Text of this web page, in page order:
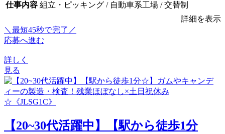
仕事内容 組立・ピッキング / 自動車系工場 / 交替制
詳細を表示
＼最短45秒で完了／
応募へ進む
詳しく
見る
【20~30代活躍中】【駅から徒歩1分